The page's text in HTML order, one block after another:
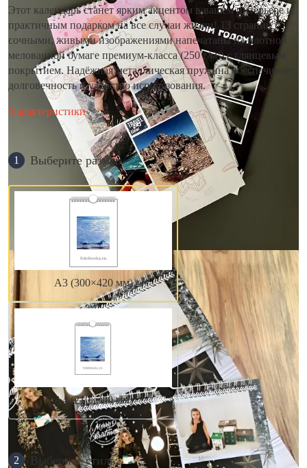
Этот календарь станет ярким акцентом в вашем интерьере и
практичным подарком на все случаи жизни! 13 страниц с
сочными, живыми изображениями напечатаны на плотной
мелованной бумаге премиум-класса (250 г/м²) с глянцевым
покрытием. Надёжная металлическая пружина обеспечивает
долговечность и удобство использования.
Характеристики
1 Выберите размер
А3 (300×420 мм)
А4 (210×300 мм)
2 Выберите стиль